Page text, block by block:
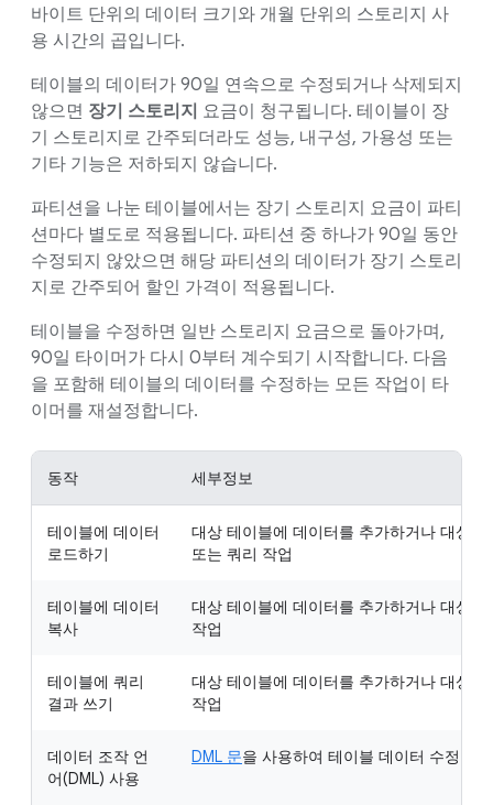
바이트 단위의 데이터 크기와 개월 단위의 스토리지 사
용 시간의 곱입니다.
테이블의 데이터가 90일 연속으로 수정되거나 삭제되지
않으면 장기 스토리지 요금이 청구됩니다. 테이블이 장
기 스토리지로 간주되더라도 성능, 내구성, 가용성 또는
기타 기능은 저하되지 않습니다.
파티션을 나눈 테이블에서는 장기 스토리지 요금이 파티
션마다 별도로 적용됩니다. 파티션 중 하나가 90일 동안
수정되지 않았으면 해당 파티션의 데이터가 장기 스토리
지로 간주되어 할인 가격이 적용됩니다.
테이블을 수정하면 일반 스토리지 요금으로 돌아가며,
90일 타이머가 다시 0부터 계수되기 시작합니다. 다음
을 포함해 테이블의 데이터를 수정하는 모든 작업이 타
이머를 재설정합니다.
동작 세부정보
테이블에 데이터
로드하기
대상 테이블에 데이터를 추가하거나 대상
또는 쿼리 작업
테이블에 데이터
복사
대상 테이블에 데이터를 추가하거나 대상
작업
테이블에 쿼리
결과 쓰기
대상 테이블에 데이터를 추가하거나 대상
작업
데이터 조작 언
어(DML) 사용
DML 문을 사용하여 테이블 데이터 수정